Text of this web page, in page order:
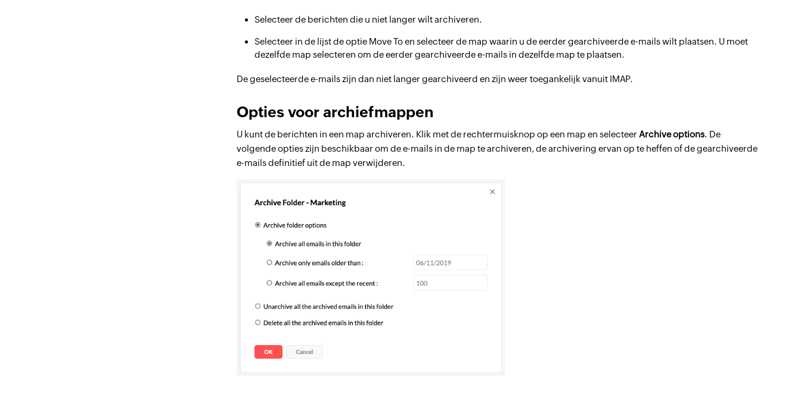
Selecteer de berichten die u niet langer wilt archiveren.
Selecteer in de lijst de optie Move To en selecteer de map waarin u de eerder gearchiveerde e-mails wilt plaatsen. U moet
dezelfde map selecteren om de eerder gearchiveerde e-mails in dezelfde map te plaatsen.
De geselecteerde e-mails zijn dan niet langer gearchiveerd en zijn weer toegankelijk vanuit IMAP.
Opties voor archiefmappen
U kunt de berichten in een map archiveren. Klik met de rechtermuisknop op een map en selecteerArchive options. De
volgende opties zijn beschikbaar om de e-mails in de map te archiveren, de archivering ervan op te heffen of de gearchiveerde
e-mails definitief uit de map verwijderen.